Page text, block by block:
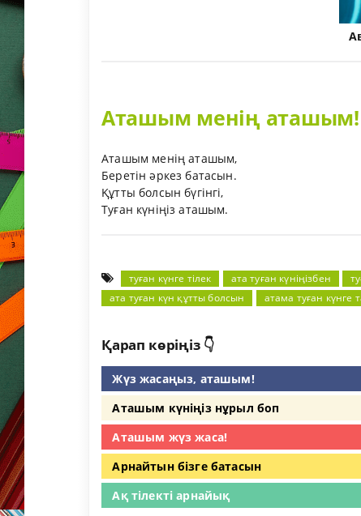
Аташым менің аташым!
Аташым менің аташым,
Беретін әркез батасын.
Құтты болсын бүгінгі,
Туған күніңіз аташым.
туған күнге тілек ата туған күніңізбен
ата туған күн құтты болсын
атама туған күнге
Қарап көріңіз 👇
Жүз жасаңыз, аташым!
Аташым күніңіз нұрыл боп
Аташым жүз жаса!
Арнайтын бізге батасын
Ақ тілекті арнайық